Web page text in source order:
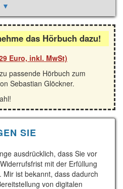
▼
das Hörbuch dazu!
Euro, inkl. MwSt)
passende Hörbuch zum
Sebastian Glöckner.
SIE
ausdrücklich, dass Sie vor
mit der Erfüllung
Mir ist bekannt, dass dadurch
von digitalen